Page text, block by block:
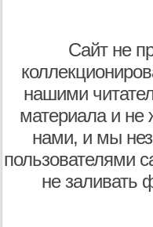
Сайт не
нашими
материала и не
нами, и мы
пользователями
не заливать